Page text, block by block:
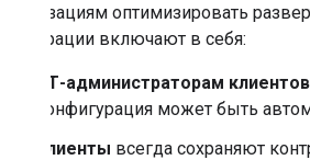
организациям оптимизировать
регистрации включают в себя:
ИТ-администраторам клиентов
конфигурация может быть
Клиенты всегда сохраняют